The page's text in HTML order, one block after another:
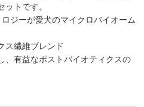
トです。
ジーが愛犬のマイクロバイオーム
ス繊維ブレンド
、有益なポストバイオティクスの